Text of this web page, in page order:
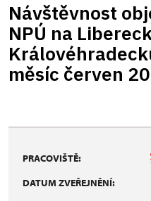
Návštěvnost
NPÚ na
měsíc červen
PRACOVIŠTĚ:
DATUM ZVEŘEJNĚNÍ: